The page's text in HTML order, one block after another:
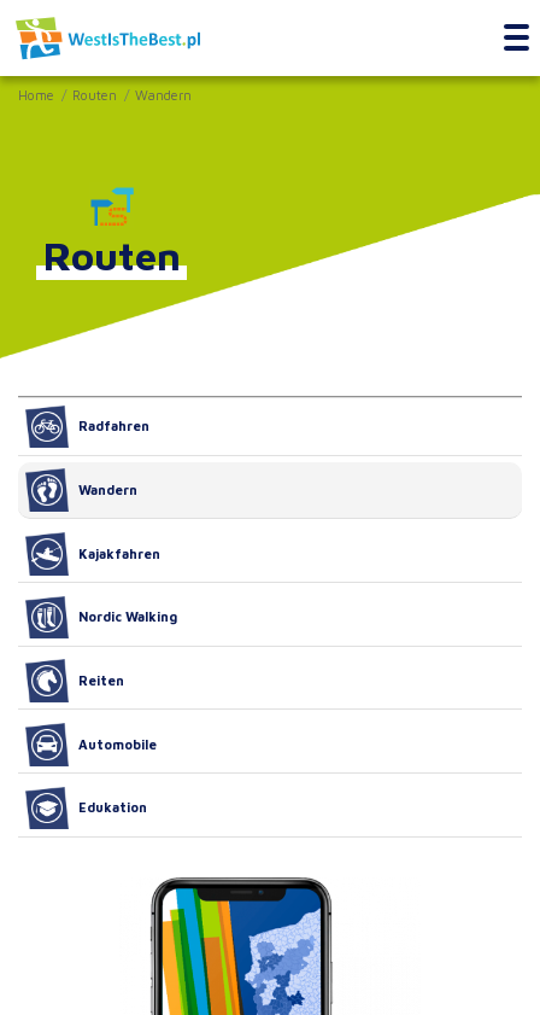
Home Routen Wandern
Routen
Radfahren
Wandern
Kajakfahren
Nordic Walking
Reiten
Automobile
Edukation